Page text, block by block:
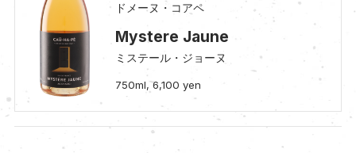
ドメーヌ・コアペ
Mystere Jaune
ミステール・ジョーヌ
750ml, 6,100 yen